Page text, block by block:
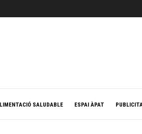
SALUDABLE ESPAI ÀPAT